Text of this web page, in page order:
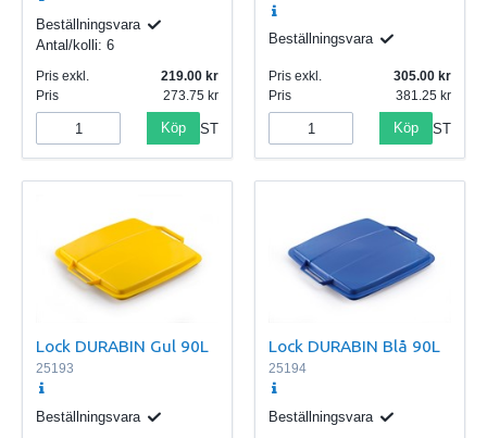
Beställningsvara
Antal/kolli: 6
Pris exkl.
219.00
Pris
273.75
Köp ST
Beställningsvara
Pris exkl.
305.00
Pris
381.25
Köp ST
Lock DURABIN Gul 90L
25193
Beställningsvara
Lock DURABIN Blå 90L
25194
Beställningsvara